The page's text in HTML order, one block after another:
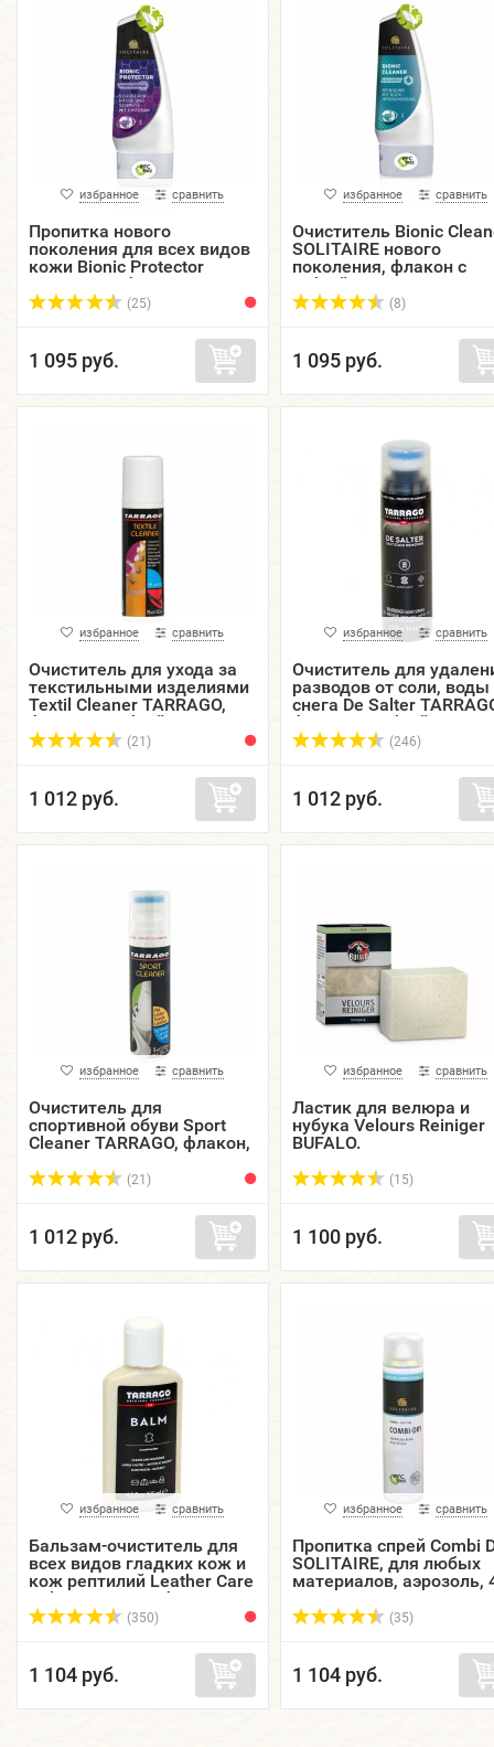
избранное сравнить
Пропитка нового
поколения для всех видов
кожи Bionic Protector
SOLITAIRE, флакон, 100
мл.
(25)
1 095 руб.
избранное сравнить
Очиститель Bionic
SOLITAIRE нового
поколения, флакон с
губкой, 100 мл.
(8)
1 095 руб.
избранное сравнить
Очиститель для ухода за
текстильными изделиями
Textil Cleaner TARRAGO,
флакон с губкой, 75 мл.
(21)
1 012 руб.
избранное сравнить
Очиститель для
разводов от соли, воды
снега De Salter
флакон с губкой, 75 мл.
(246)
1 012 руб.
избранное сравнить
Очиститель для
спортивной обуви Sport
Cleaner TARRAGO, флакон,
(21)
1 012 руб.
избранное сравнить
Ластик для велюра и
нубука Velours Reiniger
BUFALO.
(15)
1 100 руб.
избранное сравнить
Бальзам-очиститель для
всех видов гладких кож и
кож рептилий Leather Care
Balm TARRAGO, флакон,
125 мл.
(350)
1 104 руб.
избранное сравнить
Пропитка спрей Combi
SOLITAIRE, для любых
материалов, аэрозоль,
(35)
1 104 руб.